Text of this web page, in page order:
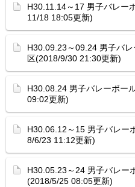
H30.11.14～17 男子バレー
11/18 18:05更新)
H30.09.23～09.24 男子バ
区(2018/9/30 21:30更新)
H30.08.24 男子バレーボー
09:02更新)
H30.06.12～15 男子バレー
8/6/23 11:12更新)
H30.05.23～24 男子バレー
(2018/5/25 08:05更新)